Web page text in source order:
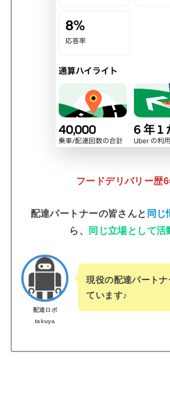
フードデリバリー歴
配達パートナーの皆さんと 同じ
ら、
同じ立場として活
配達ロボ
takuya
現役の配達パート
ています♪